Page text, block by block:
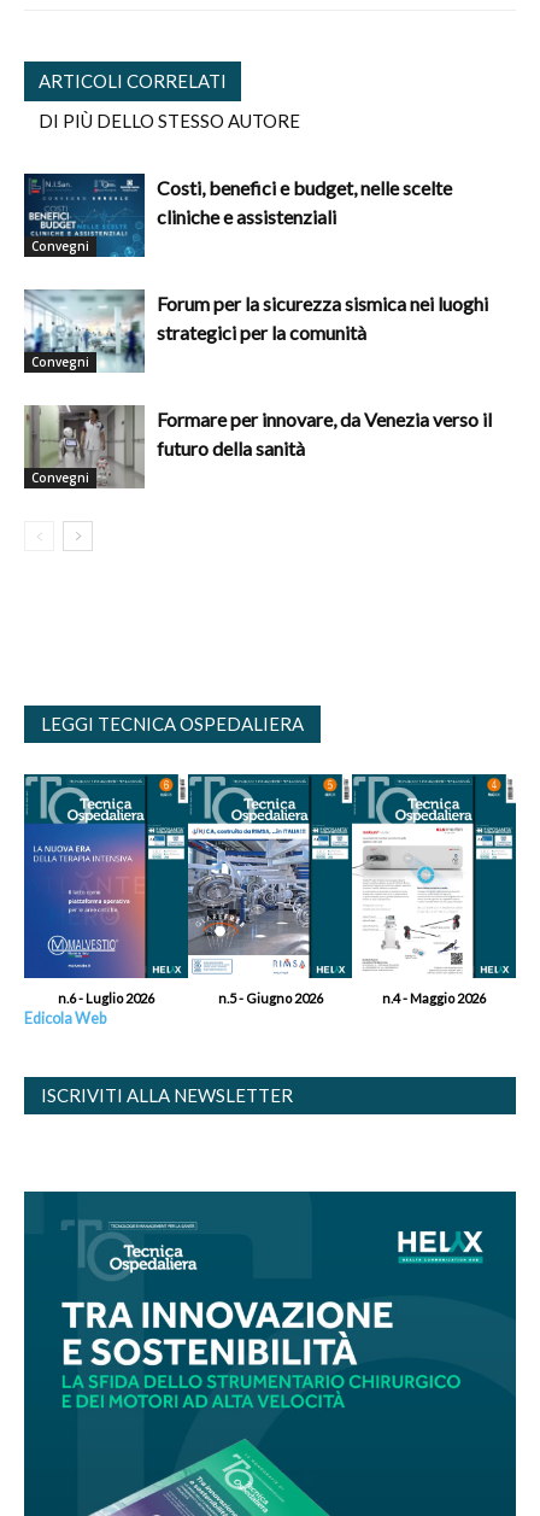
ARTICOLI CORRELATI
DI PIÙ DELLO STESSO AUTORE
Convegni
Costi, benefici e budget, nelle scelte
cliniche e assistenziali
Convegni
Forum per la sicurezza sismica nei luoghi
strategici per la comunità
Convegni
Formare per innovare, da Venezia verso il
futuro della sanità
LEGGI TECNICA OSPEDALIERA
n.6 - Luglio 2026 n.5 - Giugno 2026 n.4 - Maggio 2026
Edicola Web
ISCRIVITI ALLA NEWSLETTER